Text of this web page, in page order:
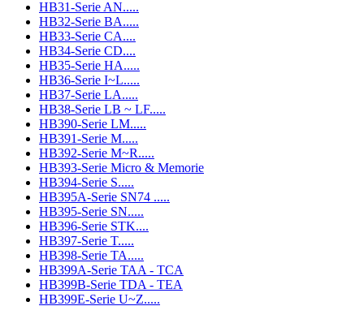
HB31-Serie AN.....
HB32-Serie BA.....
HB33-Serie CA....
HB34-Serie CD....
HB35-Serie HA.....
HB36-Serie I~L.....
HB37-Serie LA.....
HB38-Serie LB ~ LF.....
HB390-Serie LM.....
HB391-Serie M.....
HB392-Serie M~R.....
HB393-Serie Micro & Memorie
HB394-Serie S.....
HB395A-Serie SN74 .....
HB395-Serie SN.....
HB396-Serie STK....
HB397-Serie T.....
HB398-Serie TA.....
HB399A-Serie TAA - TCA
HB399B-Serie TDA - TEA
HB399E-Serie U~Z.....